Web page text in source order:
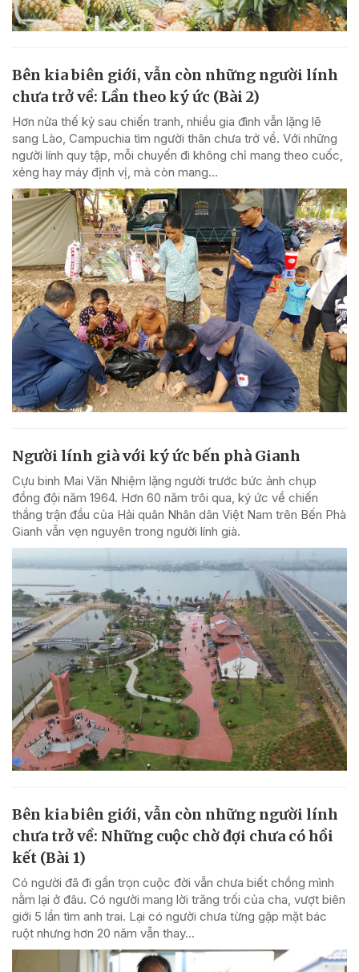
Bên kia biên giới, vẫn còn những người lính
chưa trở về: Lần theo ký ức (Bài 2)
Hơn nửa thế kỷ sau chiến tranh, nhiều gia đình vẫn lặng lẽ
sang Lào, Campuchia tìm người thân chưa trở về. Với những
người lính quy tập, mỗi chuyến đi không chỉ mang theo cuốc,
xẻng hay máy định vị, mà còn mang...
Người lính già với ký ức bến phà Gianh
Cựu binh Mai Văn Nhiệm lặng người trước bức ảnh chụp
đồng đội năm 1964. Hơn 60 năm trôi qua, ký ức về chiến
thắng trận đầu của Hải quân Nhân dân Việt Nam trên Bến Phà
Gianh vẫn vẹn nguyên trong người lính già.
Bên kia biên giới, vẫn còn những người lính
chưa trở về: Những cuộc chờ đợi chưa có hồi
kết (Bài 1)
Có người đã đi gần trọn cuộc đời vẫn chưa biết chồng mình
nằm lại ở đâu. Có người mang lời trăng trối của cha, vượt biên
giới 5 lần tìm anh trai. Lại có người chưa từng gặp mặt bác
ruột nhưng hơn 20 năm vẫn thay...